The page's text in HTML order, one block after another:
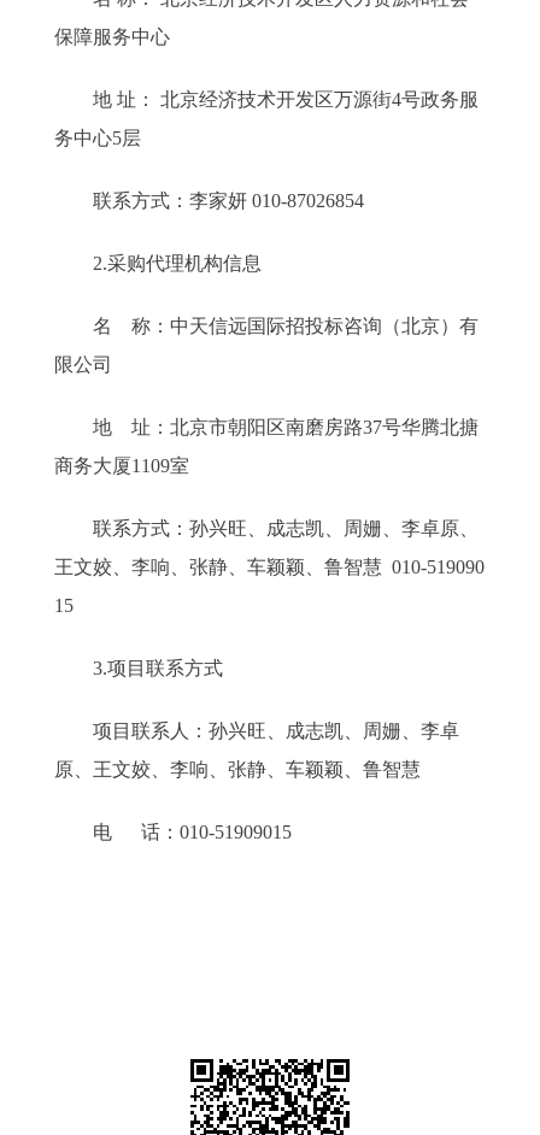
保障服务中心
地 址： 北京经济技术开发区万源街4号政务服
务中心5层
联系方式：李家妍 010-87026854
2.采购代理机构信息
名 称：中天信远国际招投标咨询（北京）有
限公司
地 址：北京市朝阳区南磨房路37号华腾北搪
商务大厦1109室
联系方式：孙兴旺、成志凯、周姗、李卓原、
王文姣、李响、张静、车颖颖、鲁智慧 010-519090
15
3.项目联系方式
项目联系人：孙兴旺、成志凯、周姗、李卓
原、王文姣、李响、张静、车颖颖、鲁智慧
电 话：010-51909015